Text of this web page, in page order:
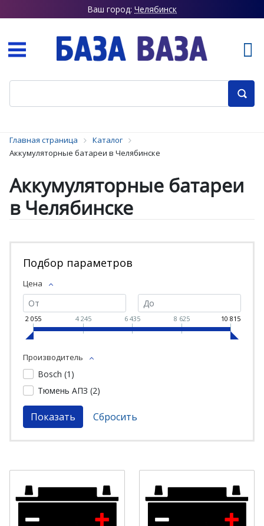
Ваш город: Челябинск
Главная страница
Каталог
Аккумуляторные батареи в Челябинске
Аккумуляторные батареи
в Челябинске
Подбор параметров
Цена
2 055 4 245 6 435 8 625 10 815
Производитель
Bosch (1 )
Тюмень АПЗ (2)